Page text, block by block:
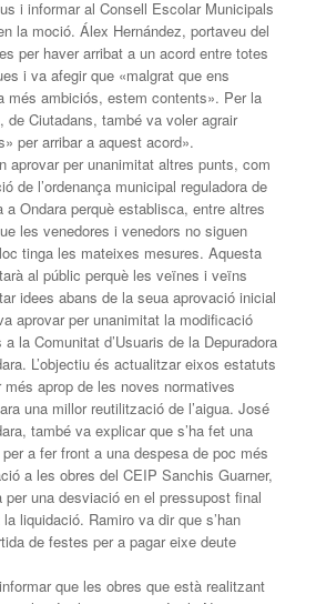
i informar al Consell Escolar Municipals
la moció. Álex Hernández, portaveu del
per haver arribat a un acord entre totes
i va afegir que «malgrat que ens
més ambiciós, estem contents». Per la
de Ciutadans, també va voler agrair
per arribar a aquest acord».
aprovar per unanimitat altres punts, com
de l’ordenança municipal reguladora de
a Ondara perquè establisca, entre altres
les venedores i venedors no siguen
tinga les mateixes mesures. Aquesta
al públic perquè les veïnes i veïns
idees abans de la seua aprovació inicial
aprovar per unanimitat la modificació
la Comunitat d’Usuaris de la Depuradora
L’objectiu és actualitzar eixos estatuts
aprop de les noves normatives
una millor reutilització de l’aigua. José
també va explicar que s’ha fet una
a fer front a una despesa de poc més
a les obres del CEIP Sanchis Guarner,
per una desviació en el pressupost final
liquidació. Ramiro va dir que s’han
de festes per a pagar eixe deute
que les obres que està realitzant